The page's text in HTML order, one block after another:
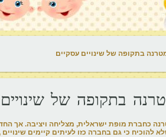
בתקופה של שינויים עסקיים
בתקופה של
כחברת מופת ישראלית, מצליחה ויציבה. אך
להוכיח כי גם בחברה כזו לעיתים קיימים